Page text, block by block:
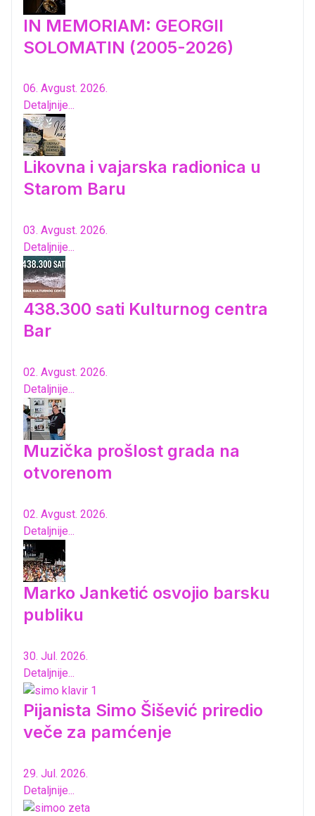
IN MEMORIAM: GEORGII
SOLOMATIN (2005-2026)
06. Avgust. 2026.
Detaljnije...
Likovna i vajarska radionica u
Starom Baru
03. Avgust. 2026.
Detaljnije...
438.300 sati Kulturnog centra
Bar
02. Avgust. 2026.
Detaljnije...
Muzička prošlost grada na
otvorenom
02. Avgust. 2026.
Detaljnije...
Marko Janketić osvojio barsku
publiku
30. Jul. 2026.
Detaljnije...
Pijanista Simo Šišević priredio
veče za pamćenje
29. Jul. 2026.
Detaljnije...